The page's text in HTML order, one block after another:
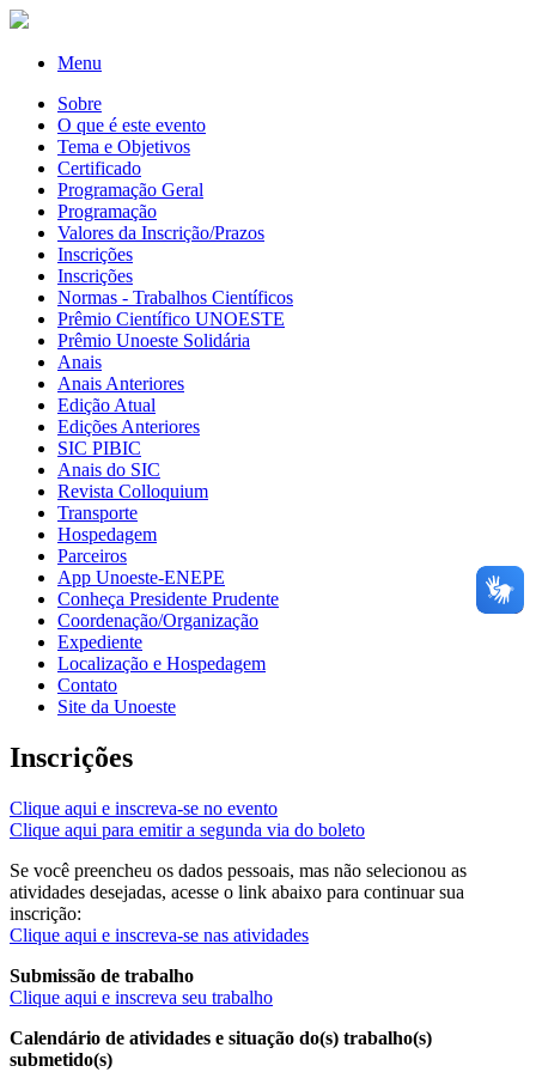
Menu
Sobre
O que é este evento
Tema e Objetivos
Certificado
Programação Geral
Programação
Valores da Inscrição/Prazos
Inscrições
Inscrições
Normas - Trabalhos Científicos
Prêmio Científico UNOESTE
Prêmio Unoeste Solidária
Anais
Anais Anteriores
Edição Atual
Edições Anteriores
SIC PIBIC
Anais do SIC
Revista Colloquium
Transporte
Hospedagem
Parceiros
App Unoeste-ENEPE
Conheça Presidente Prudente
Coordenação/Organização
Expediente
Localização e Hospedagem
Contato
Site da Unoeste
Inscrições
Clique aqui e inscreva-se no evento
Clique aqui para emitir a segunda via do boleto
Se você preencheu os dados pessoais, mas não selecionou as
atividades desejadas, acesse o link abaixo para continuar sua
inscrição:
Clique aqui e inscreva-se nas atividades
Submissão de trabalho
Clique aqui e inscreva seu trabalho
Calendário de atividades e situação do(s) trabalho(s)
submetido(s)